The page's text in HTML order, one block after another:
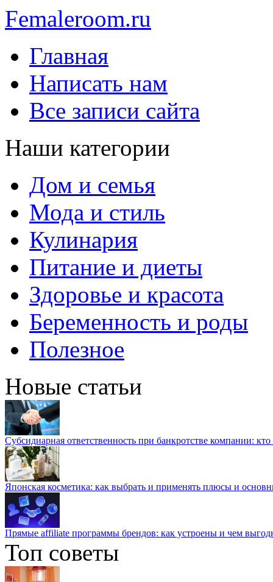
Femaleroom.ru
Главная
Написать нам
Все записи сайта
Наши категории
Дом и семья
Мода и стиль
Кулинария
Питание и диеты
Здоровье и красота
Беременность и роды
Полезное
Новые статьи
Субсидиарная ответственность при банкротстве компании: кто
Японская косметика: как выбрать и применять плюсы и
Прямые affiliate программы брендов: как устроены и чем
Топ советы